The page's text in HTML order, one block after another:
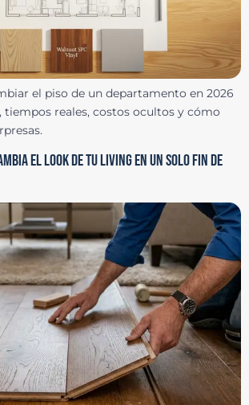
el piso de un departamento en 2026
reales, costos ocultos y cómo
EL LOOK DE TU LIVING EN UN SOLO FIN DE